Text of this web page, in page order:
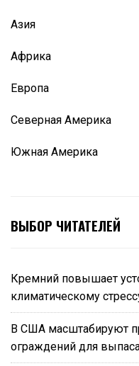
Азия
Африка
Европа
Северная Америка
Южная Америка
ВЫБОР ЧИТАТЕЛЕЙ
Кремний повышает
климатическому
В США масштабируют
ограждений для